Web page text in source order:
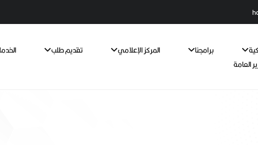
برامجنا المركز الإعلامي تقديم طلب
العامة